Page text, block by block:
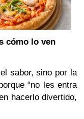
cómo lo ven
sabor, sino por la
“no les entra
hacerlo divertido,